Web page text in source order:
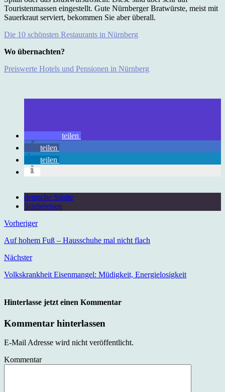
Touristenmassen eingestellt. Gute Nürnberger Bratwürste, meist mit
Sauerkraut serviert, bekommen Sie aber überall.
Die 10 schönsten Restaurants in Nürnberg
Wo übernachten?
Preiswerte Hotels und Pensionen in Nürnberg
teilen
teilen
teilen
deutsche Städte
Städtereisen
Vorheriger
Auf hohem Fuß – Hausschuhe mal nicht flach
Nächster
Volkskrankheit Eisenmangel: Müdigkeit, Energielosigkeit
Hinterlasse jetzt einen Kommentar
Kommentar hinterlassen
E-Mail Adresse wird nicht veröffentlicht.
Kommentar